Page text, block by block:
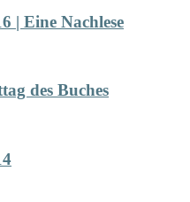
| Eine Nachlese
des Buches